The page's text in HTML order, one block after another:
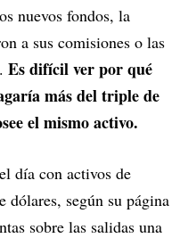
nuevos fondos, la
a sus comisiones o las
Es difícil ver por qué
más del triple de
el mismo activo.
día con activos de
dólares, según su página
sobre las salidas una